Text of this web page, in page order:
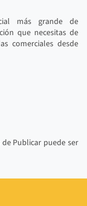
más grande de
que necesitas de
comerciales desde
Publicar puede ser